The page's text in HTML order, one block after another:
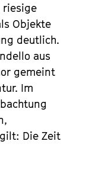
riesige
Objekte
deutlich.
aus
gemeint
Im
Die Zeit